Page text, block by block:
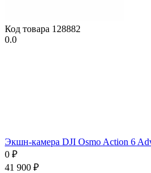
Код товара 128882
0.0
Экшн-камера DJI Osmo Action 6
0 ₽
41 900 ₽